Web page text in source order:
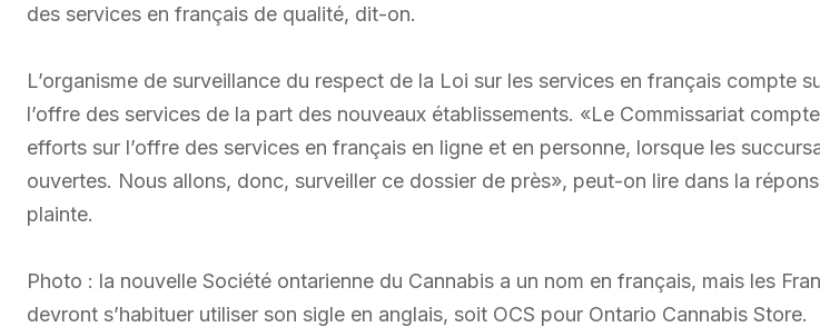
des services en français de qualité, dit-on.
L’organisme de surveillance du respect de la Loi sur les services en français compte
l’offre des services de la part des nouveaux établissements. «Le Commissariat
efforts sur l’offre des services en français en ligne et en personne, lorsque les
ouvertes. Nous allons, donc, surveiller ce dossier de près», peut-on lire dans la
plainte.
Photo : la nouvelle Société ontarienne du Cannabis a un nom en français, mais les
devront s’habituer utiliser son sigle en anglais, soit OCS pour Ontario Cannabis Store.